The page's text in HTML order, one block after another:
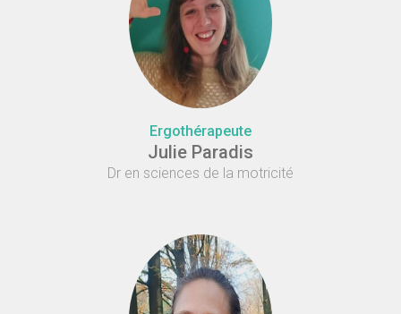
Ergothérapeute
Julie Paradis
Dr en sciences de la motricité